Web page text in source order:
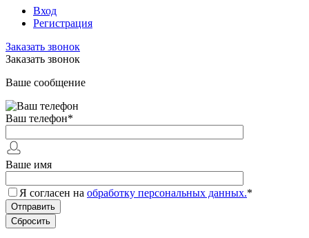
Вход
Регистрация
Заказать звонок
Заказать звонок
Ваше сообщение
Ваш телефон*
Ваше имя
Я согласен на обработку персональных данных.*